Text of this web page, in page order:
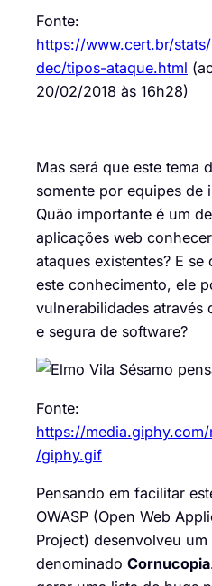
Fonte:
https://www.cert.br/
dec/tipos-ataque.html
20/02/2018 às 16h28)
Mas será que este tema
somente por equipes de
Quão importante é um
aplicações web
ataques existentes? E
este conhecimento, ele
vulnerabilidades através
e segura de software?
Fonte:
https://media.giphy.com/
/giphy.gif
Pensando em facilitar
OWASP (Open Web
Project) desenvolveu um
denominado Cornucopia